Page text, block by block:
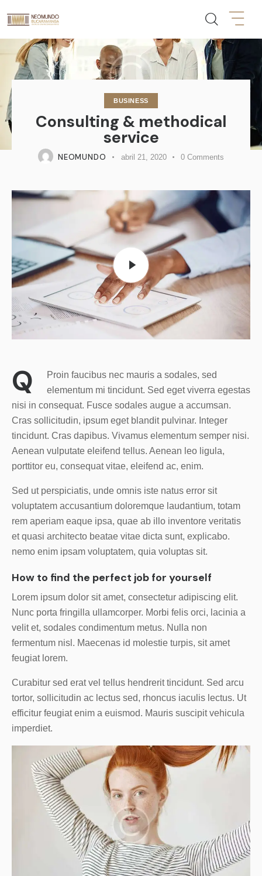
BUSINESS
Consulting & methodical
service
NEOMUNDO abril 21, 2020 0 Comments
Q
Proin faucibus nec mauris a sodales, sed
elementum mi tincidunt. Sed eget viverra egestas
nisi in consequat. Fusce sodales augue a accumsan.
Cras sollicitudin, ipsum eget blandit pulvinar. Integer
tincidunt. Cras dapibus. Vivamus elementum semper nisi.
Aenean vulputate eleifend tellus. Aenean leo ligula,
porttitor eu, consequat vitae, eleifend ac, enim.
Sed ut perspiciatis, unde omnis iste natus error sit
voluptatem accusantium doloremque laudantium, totam
rem aperiam eaque ipsa, quae ab illo inventore veritatis
et quasi architecto beatae vitae dicta sunt, explicabo.
nemo enim ipsam voluptatem, quia voluptas sit.
How to find the perfect job for yourself
Lorem ipsum dolor sit amet, consectetur adipiscing elit.
Nunc porta fringilla ullamcorper. Morbi felis orci, lacinia a
velit et, sodales condimentum metus. Nulla non
fermentum nisl. Maecenas id molestie turpis, sit amet
feugiat lorem.
Curabitur sed erat vel tellus hendrerit tincidunt. Sed arcu
tortor, sollicitudin ac lectus sed, rhoncus iaculis lectus. Ut
efficitur feugiat enim a euismod. Mauris suscipit vehicula
imperdiet.